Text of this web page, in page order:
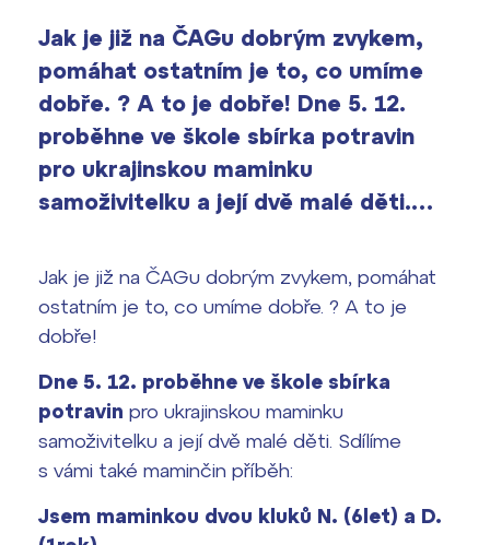
Harmonogram školního roku ›
Press kit ›
Informace pro rodiče prvňáčků
Školné pro gymnázium
Přípravné kurzy a přijímací zkoušky
nanečisto
Výsledky 1. kola přijímacího řízení
2026/2027
Europass
FOCUSing
Zahraniční stipendia
ČAG studentský
Maturitní témata
kontakt
vyhledávání
Office 365
Jak je již na ČAGu dobrým zvykem,
pomáhat ostatním je to, co umíme
dobře. ? A to je dobře! Dne 5. 12.
proběhne ve škole sbírka potravin
pro ukrajinskou maminku
samoživitelku a její dvě malé děti.…
Jak je již na ČAGu dobrým zvykem, pomáhat
ostatním je to, co umíme dobře. ? A to je
dobře!
Dne 5. 12. proběhne ve škole sbírka
potravin pro ukrajinskou maminku
samoživitelku a její dvě malé děti. Sdílíme
s vámi také maminčin příběh:
Jsem maminkou dvou kluků N. (6let) a D.